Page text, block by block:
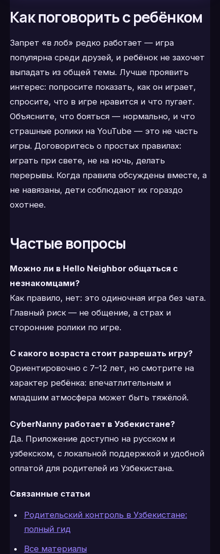
Как поговорить с ребёнком
Запрет «в лоб» редко работает — игра
популярна среди друзей, и ребёнок не захочет
выпадать из общей темы. Лучше проявить
интерес: попросите показать, как он играет,
спросите, что в игре нравится и что пугает.
Объясните, что бояться — нормально, и что
страшные ролики на YouTube — это не часть
игры. Договоритесь о простых правилах:
играть при свете, не на ночь, делать
перерывы. Когда правила обсуждены вместе, а
не навязаны, дети соблюдают их гораздо
охотнее.
Частые вопросы
Можно ли в Hello Neighbor общаться с
незнакомцами?
Как правило, нет: это одиночная игра без чата.
Главный риск — не общение, а страх и
сторонние ролики по игре.
С какого возраста стоит разрешать игру?
Ориентировочно с 7–12 лет, но смотрите на
характер ребёнка: впечатлительным и
младшим атмосфера может быть тяжёлой.
CyberNanny работает в Узбекистане?
Да. Приложение доступно на русском и
узбекском, с локальной поддержкой и удобной
оплатой для родителей из Узбекистана.
Связанные статьи
Родительский контроль в Узбекистане:
полный гид
Все материалы